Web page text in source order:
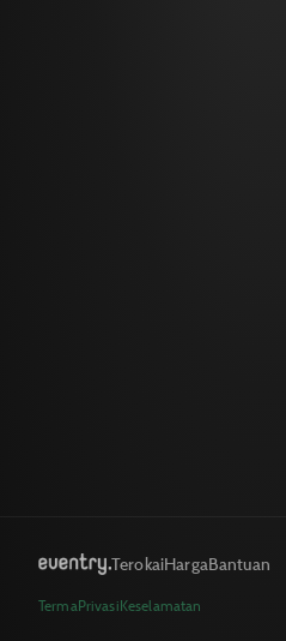
TerokaiHargaBantuan
TermaPrivasiKeselamatan